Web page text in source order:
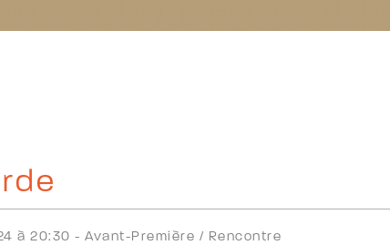
à 20:30 -Avant-Première / Rencontre